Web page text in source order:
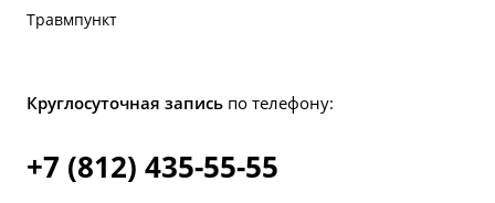
Травмпункт
Круглосуточная запись по телефону:
+7 (812) 435-55-55